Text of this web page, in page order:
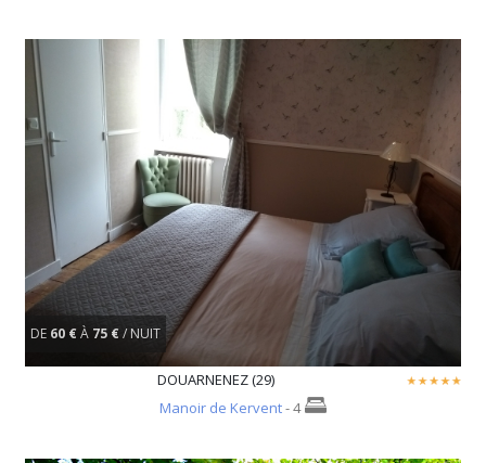
DE 60 €À 75 €/ NUIT
DOUARNENEZ (29)
Manoir de Kervent- 4